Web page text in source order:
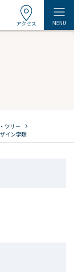
アクセス MENU
ツリー chevron_right
イン学類